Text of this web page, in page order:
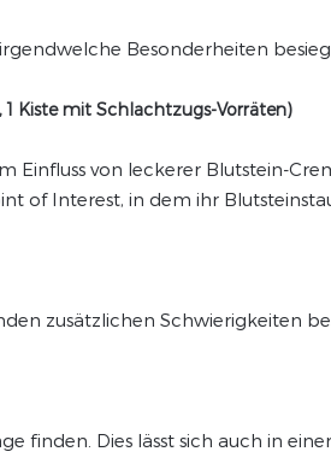
Besonderheiten
Kiste mit Schlachtzugs-Vorräten)
Einfluss von leckerer Blutstein-
of Interest, in dem ihr
zusätzlichen Schwierigkeiten
finden. Dies lässt sich auch in